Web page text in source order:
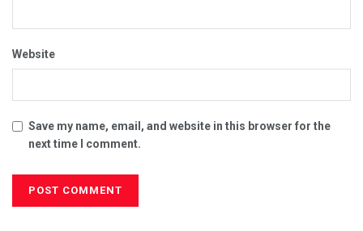
Website
Save my name, email, and website in this browser for the
next time I comment.